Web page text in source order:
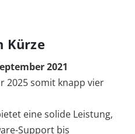
Kürze
2021
2025 somit knapp vier
eine solide Leistung,
Support bis